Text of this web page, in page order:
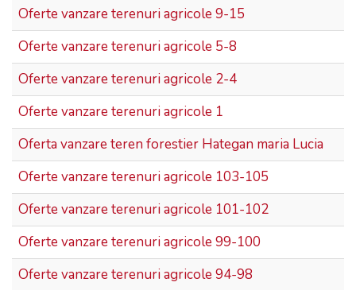
Oferte vanzare terenuri agricole 9-15
Oferte vanzare terenuri agricole 5-8
Oferte vanzare terenuri agricole 2-4
Oferte vanzare terenuri agricole 1
Oferta vanzare teren forestier Hategan maria Lucia
Oferte vanzare terenuri agricole 103-105
Oferte vanzare terenuri agricole 101-102
Oferte vanzare terenuri agricole 99-100
Oferte vanzare terenuri agricole 94-98